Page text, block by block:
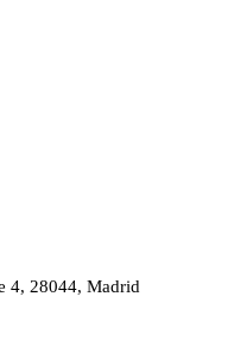
4, 28044, Madrid